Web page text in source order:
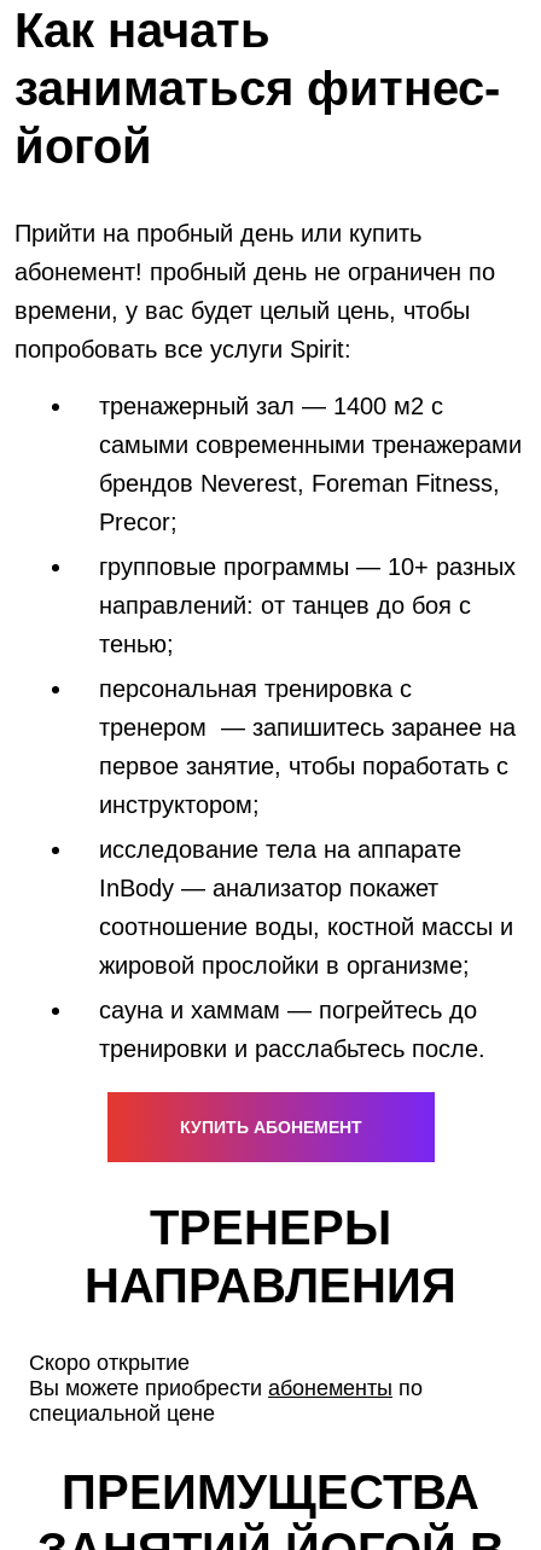
Как начать
заниматься фитнес-
йогой
Прийти на пробный день или купить
абонемент! пробный день не ограничен по
времени, у вас будет целый цень, чтобы
попробовать все услуги Spirit:
тренажерный зал — 1400 м2 с
самыми современными тренажерами
брендов Neverest, Foreman Fitness,
Precor;
групповые программы — 10+ разных
направлений: от танцев до боя с
тенью;
персональная тренировка с
тренером — запишитесь заранее на
первое занятие, чтобы поработать с
инструктором;
исследование тела на аппарате
InBody — анализатор покажет
соотношение воды, костной массы и
жировой прослойки в организме;
сауна и хаммам — погрейтесь до
тренировки и расслабьтесь после.
КУПИТЬ АБОНЕМЕНТ
ТРЕНЕРЫ
НАПРАВЛЕНИЯ
Скоро открытие
Вы можете приобрести абонементы по
специальной цене
ПРЕИМУЩЕСТВА